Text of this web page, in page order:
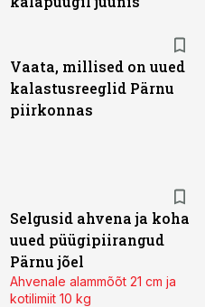
Vaata, millised on uued
kalastusreeglid Pärnu
piirkonnas
Selgusid ahvena ja koha
uued püügipiirangud
Pärnu jõel
Ahvenale alammõõt 21 cm ja
kotilimiit 10 kg